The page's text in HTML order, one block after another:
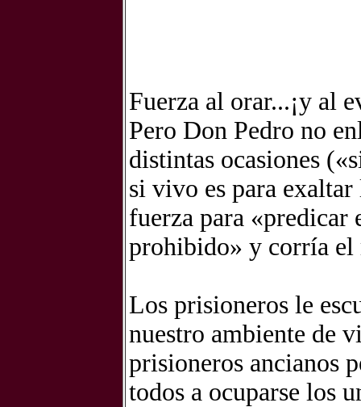
Fuerza al orar...¡y al
Pero Don Pedro no
distintas ocasiones
si vivo es para
fuerza para «predicar
prohibido» y corría el
Los prisioneros le
nuestro ambiente de
prisioneros ancianos
todos a ocuparse los